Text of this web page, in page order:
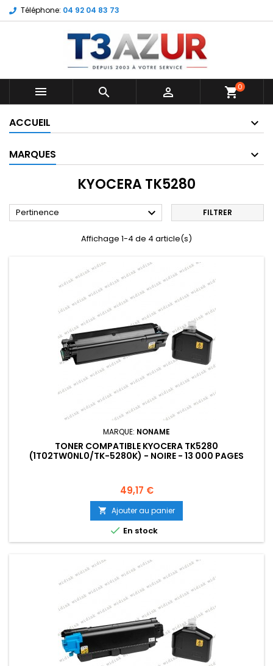
Téléphone: 04 92 04 83 73
   shopping_cart0
ACCUEIL
MARQUES
KYOCERA TK5280
Pertinence  FILTRER
Affichage 1-4 de 4 article(s)
MARQUE: NONAME
TONER COMPATIBLE KYOCERA TK5280
(1T02TW0NL0/TK-5280K) - NOIRE - 13 000 PAGES
Prix
49,17 €
 Ajouter au panier
 En stock